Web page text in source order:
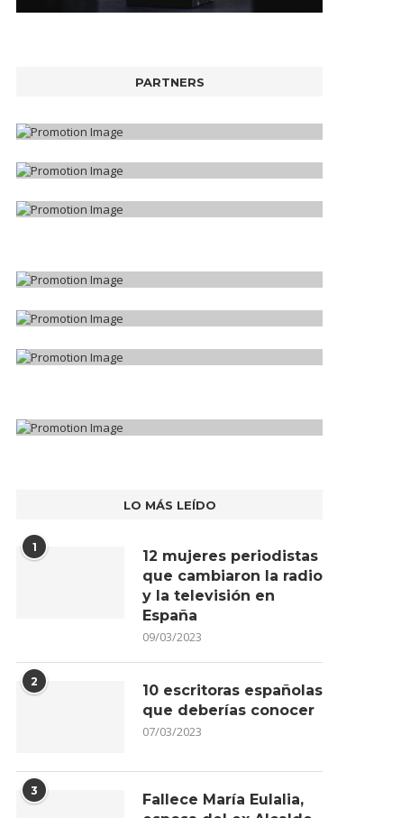
PARTNERS
LO MÁS LEÍDO
1
12 mujeres periodistas
que cambiaron la radio
y la televisión en
España
09/03/2023
2
10 escritoras españolas
que deberías conocer
07/03/2023
3
Fallece María Eulalia,